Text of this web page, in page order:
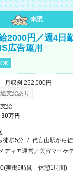
未読
2000円／週4日
広告運用
月収例 252,000円
支給あり
給
万円
徒歩5分 / 代官山駅から
ディア運営／美容マーケ
実働6時間 休憩1時間)